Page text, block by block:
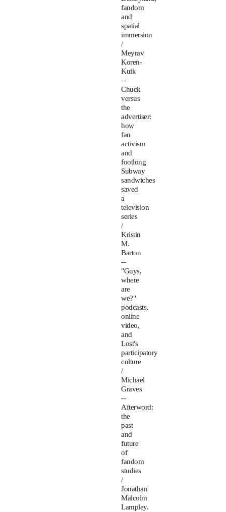
fandom
and
spatial
immersion
/
Meyrav
Koren-
Kuik
--
Chuck
versus
the
advertiser:
how
fan
activism
and
footlong
Subway
sandwiches
saved
a
television
series
/
Kristin
M.
Barton
--
"Guys,
where
are
we?"
podcasts,
online
video,
and
Lost's
participatory
culture
/
Michael
Graves
--
Afterword:
the
past
and
future
of
fandom
studies
/
Jonathan
Malcolm
Lampley.